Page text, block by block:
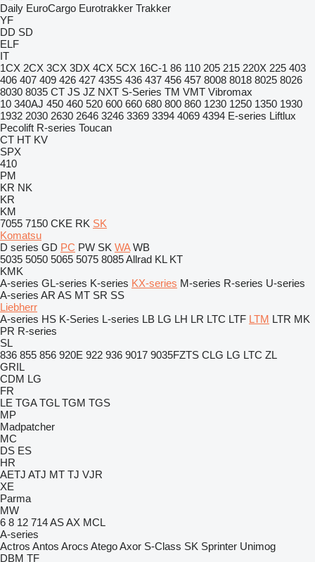
Daily EuroCargo Eurotrakker Trakker
YF
DD SD
ELF
IT
1CX 2CX 3CX 3DX 4CX 5CX 16C-1 86 110 205 215 220X 225 403
406 407 409 426 427 435S 436 437 456 457 8008 8018 8025 8026
8030 8035 CT JS JZ NXT S-Series TM VMT Vibromax
10 340AJ 450 460 520 600 660 680 800 860 1230 1250 1350 1930
1932 2030 2630 2646 3246 3369 3394 4069 4394 E-series Liftlux
Pecolift R-series Toucan
CT HT KV
SPX
410
PM
KR NK
KR
KM
7055 7150 CKE RK SK
Komatsu
D series GD PC PW SK WA WB
5035 5050 5065 5075 8085Allrad KL KT
KMK
A-series GL-series K-series KX-series M-series R-series U-series
A-series AR AS MT SR SS
Liebherr
A-series HS K-Series L-series LB LG LH LR LTC LTF LTM LTR MK
PR R-series
SL
836 855 856 920E 922 936 9017 9035FZTS CLG LG LTC ZL
GRIL
CDM LG
FR
LE TGA TGL TGM TGS
MP
Madpatcher
MC
DS ES
HR
AETJ ATJ MT TJ VJR
XE
Parma
MW
6 8 12 714ASAX MCL
A-series
Actros Antos Arocs AtegoAxor S-Class SK Sprinter Unimog
DBM TF